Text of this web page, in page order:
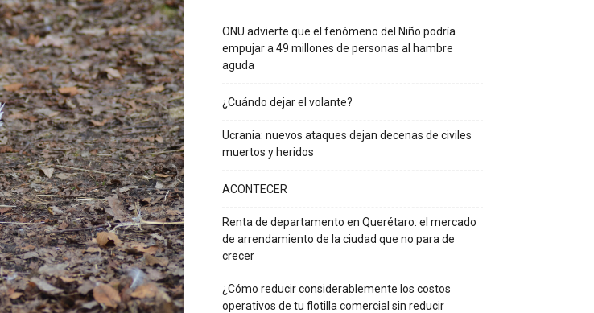
ONU advierte que el fenómeno del Niño podría
empujar a 49 millones de personas al hambre
aguda
¿Cuándo dejar el volante?
Ucrania: nuevos ataques dejan decenas de civiles
muertos y heridos
ACONTECER
Renta de departamento en Querétaro: el mercado
de arrendamiento de la ciudad que no para de
crecer
¿Cómo reducir considerablemente los costos
operativos de tu flotilla comercial sin reducir